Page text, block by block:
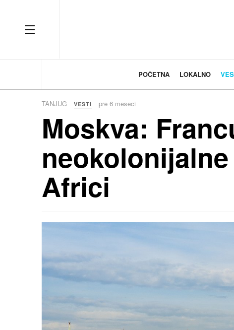
OFF CANVAS
POČETNA LOKALNO
TANJUG VESTI pre 6 meseci
Moskva:
Africi